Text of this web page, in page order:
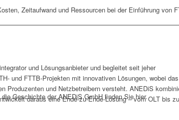
Zeitaufwand und Ressourcen bei der Einführung von
Geschichte der ANEDiS GmbH finden Sie hier.
und Lösungsanbieter und begleitet seit jeher
und FTTB-Projekten mit innovativen Lösungen, wobei das
Produzenten und Netzbetreibern versteht. ANEDiS
daraus eine Ende-zu-Ende-Lösung – vom OLT bis